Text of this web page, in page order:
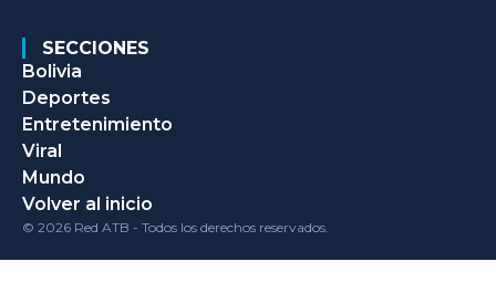
SECCIONES
Bolivia
Deportes
Entretenimiento
Viral
Mundo
Volver al inicio
© 2026 Red ATB - Todos los derechos reservados.